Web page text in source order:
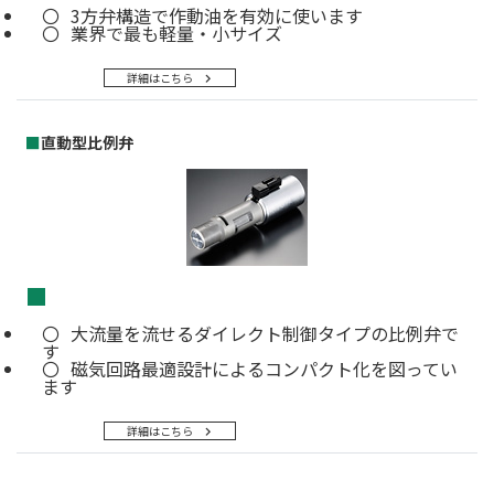
詳細はこちら
3方弁構造で作動油を有効に使います
業界で最も軽量・小サイズ
■直動型比例弁
詳細はこちら
■
大流量を流せるダイレクト制御タイプの比例弁で
す
磁気回路最適設計によるコンパクト化を図ってい
ます